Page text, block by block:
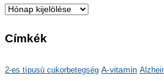
A
c
í
Címkék
2-es típusú cukorbetegség A-vitamin